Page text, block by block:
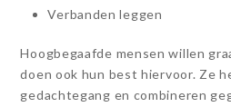
Verbanden leggen
Hoogbegaafde mensen willen
doen ook hun best hiervoor. Ze
gedachtegang en combineren